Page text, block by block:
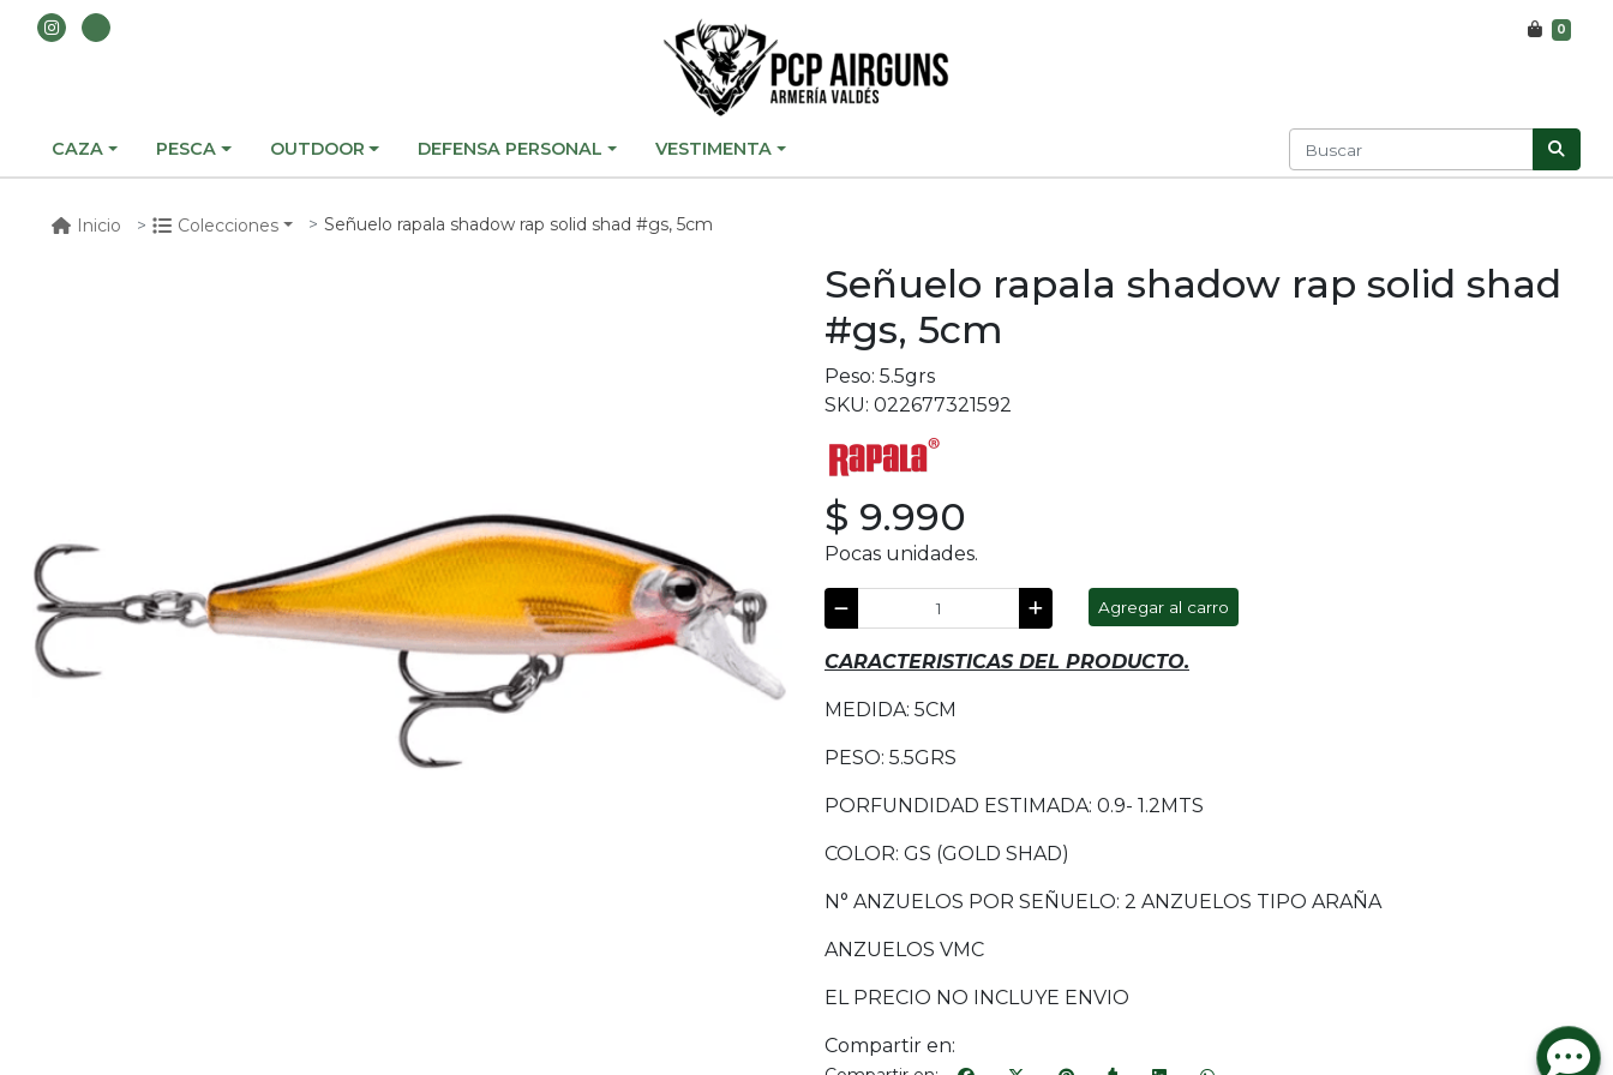
0
CAZA PESCA OUTDOOR DEFENSA PERSONAL VESTIMENTA
Inicio Colecciones Señuelo rapala shadow rap solid shad #gs, 5cm
Señuelo rapala shadow rap solid shad
#gs, 5cm
Peso: 5.5grs
SKU: 022677321592
$ 9.990
Pocas unidades.
Agregar al carro
CARACTERISTICAS DEL PRODUCTO.
MEDIDA: 5CM
PESO: 5.5GRS
PORFUNDIDAD ESTIMADA: 0.9- 1.2MTS
COLOR: GS (GOLD SHAD)
N° ANZUELOS POR SEÑUELO: 2 ANZUELOS TIPO ARAÑA
ANZUELOS VMC
EL PRECIO NO INCLUYE ENVIO
Compartir en: